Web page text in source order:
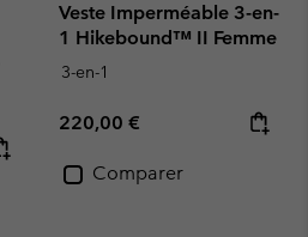
Veste Imperméable 3-en-
1 Hikebound™ II Femme
3-en-1
Regular price:
220,00 €
Comparer